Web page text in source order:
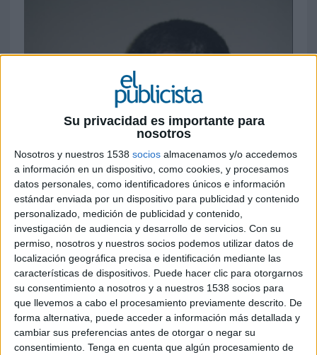
Su privacidad es importante para
nosotros
Nosotros y nuestros 1538 socios almacenamos y/o accedemos
a información en un dispositivo, como cookies, y procesamos
datos personales, como identificadores únicos e información
estándar enviada por un dispositivo para publicidad y contenido
personalizado, medición de publicidad y contenido,
investigación de audiencia y desarrollo de servicios. Con su
permiso, nosotros y nuestros socios podemos utilizar datos de
localización geográfica precisa e identificación mediante las
características de dispositivos. Puede hacer clic para otorgarnos
su consentimiento a nosotros y a nuestros 1538 socios para
que llevemos a cabo el procesamiento previamente descrito. De
forma alternativa, puede acceder a información más detallada y
cambiar sus preferencias antes de otorgar o negar su
consentimiento. Tenga en cuenta que algún procesamiento de
10 DE ABRIL DE 2007